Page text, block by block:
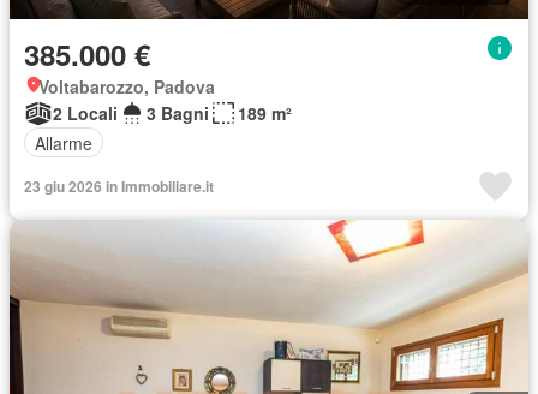
385.000 €
Voltabarozzo, Padova
2 Locali
3 Bagni
189 m²
Allarme
23 giu 2026 in Immobiliare.it